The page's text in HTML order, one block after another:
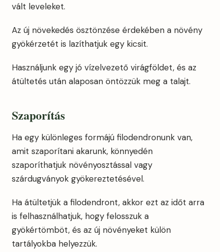
vált leveleket.
Az új növekedés ösztönzése érdekében a növény
gyökérzetét is lazíthatjuk egy kicsit.
Használjunk egy jó vízelvezető virágföldet, és az
átültetés után alaposan öntözzük meg a talajt.
Szaporítás
Ha egy különleges formájú filodendronunk van,
amit szaporítani akarunk, könnyedén
szaporíthatjuk növényosztással vagy
szárdugványok gyökereztetésével.
Ha átültetjük a filodendront, akkor ezt az időt arra
is felhasználhatjuk, hogy felosszuk a
gyökértömböt, és az új növényeket külön
tartályokba helyezzük.